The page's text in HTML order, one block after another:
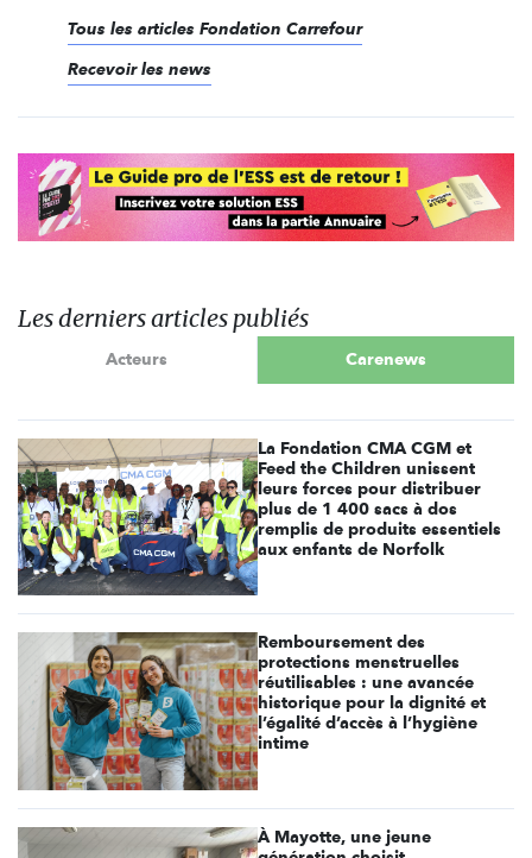
Tous les articles Fondation Carrefour
Recevoir les news
Les derniers articles publiés
Acteurs Carenews
La Fondation CMA CGM et
Feed the Children unissent
leurs forces pour distribuer
plus de 1 400 sacs à dos
remplis de produits essentiels
aux enfants de Norfolk
Remboursement des
protections menstruelles
réutilisables : une avancée
historique pour la dignité et
l’égalité d’accès à l’hygiène
intime
À Mayotte, une jeune